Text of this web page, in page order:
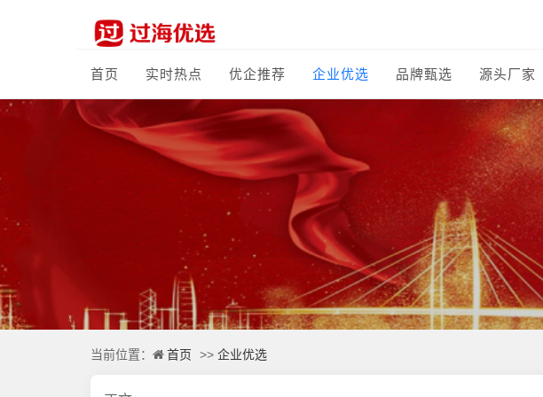
首页 实时热点 优企推荐 企业优选 品牌甄选 源头厂家
当前位置： 首页 >> 企业优选